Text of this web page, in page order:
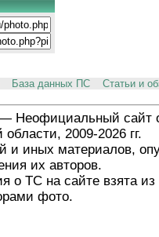
База данных ПС Статьи и
сайт
2009-2026 гг.
и иных материалов,
их авторов.
о ТС на сайте взята из
фото.